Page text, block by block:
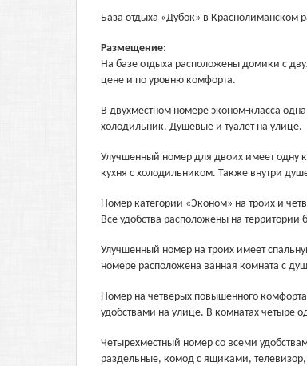
База отдыха «Дубок» в Краснолиманском
Размещение:
На базе отдыха расположены домики с
цене и по уровню комфорта.
В двухместном номере эконом-класса
холодильник. Душевые и туалет на улице.
Улучшенный номер для двоих имеет одну
кухня с холодильником. Также внутри
Номер категории «Эконом» на троих и
Все удобства расположены на территории
Улучшенный номер на троих имеет
номере расположена ванная комната с
Номер на четверых повышенного
удобствами на улице. В комнатах четыре
Четырехместный номер со всеми
раздельные, комод с ящиками,